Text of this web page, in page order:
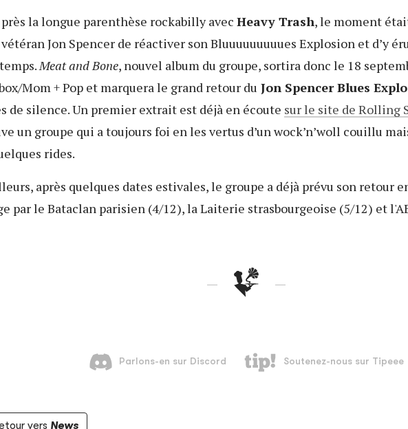
près la longue parenthèse rockabilly avec Heavy Trash, le moment
vétéran Jon Spencer de réactiver son Bluuuuuuuuues Explosion et d’y
Meat and Bone, nouvel album du groupe, sortira donc le 18
Mom + Pop et marquera le grand retour du Jon Spencer Blues
de silence. Un premier extrait est déjà en écoute sur le site de Rolling
un groupe qui a toujours foi en les vertus d’un wock’n’woll couillu
rides.
après quelques dates estivales, le groupe a déjà prévu son retour
par le Bataclan parisien (4/12), la Laiterie strasbourgeoise (5/12) et
vers News